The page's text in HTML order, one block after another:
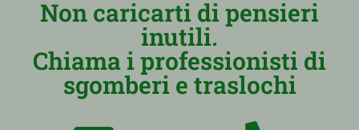
Non caricarti di pensieri
inutili.
Chiama i professionisti di
sgomberi e traslochi